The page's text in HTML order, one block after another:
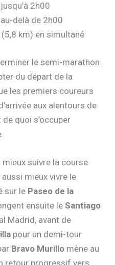
2h00
delà de 2h00
km) en simultané
le semi-marathon
du départ de la
les premiers coureurs
aux alentours de
quoi s’occuper
suivre la course
mieux vivre le
sur le Paseo de la
ensuite leSantiago
Madrid, avant de
pour un demi-tour
Bravo Murillo mène au
retour progressif vers